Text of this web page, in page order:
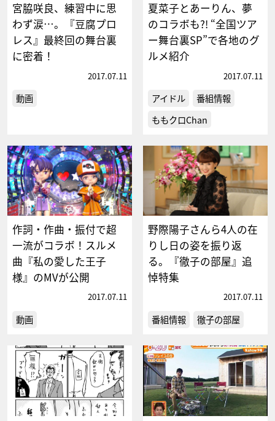
宮脇咲良、練習中に思
わず涙…。『豆腐プロ
レス』最終回の舞台裏
に密着！
2017.07.11
動画
夏菜子とあーりん、夢
のコラボも?! “全国ツア
ー舞台裏SP”で各地のグ
ルメ紹介
2017.07.11
アイドル
番組情報
ももクロChan
作詞・作曲・振付で超
一流がコラボ！スルメ
曲『私の愛した王子
様』のMVが公開
2017.07.11
動画
野際陽子さんら4人の在
りし日の姿を振り返
る。『徹子の部屋』追
悼特集
2017.07.11
番組情報 徹子の部屋